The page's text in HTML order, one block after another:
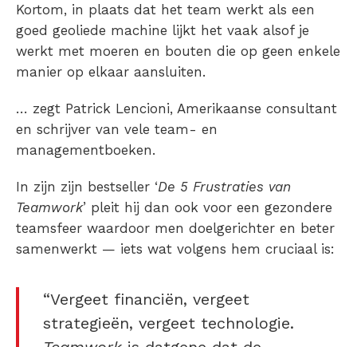
Kortom, in plaats dat het team werkt als een
goed geoliede machine lijkt het vaak alsof je
werkt met moeren en bouten die op geen enkele
manier op elkaar aansluiten.
… zegt Patrick Lencioni, Amerikaanse consultant
en schrijver van vele team- en
managementboeken.
In zijn zijn bestseller ‘De 5 Frustraties van
Teamwork’ pleit hij dan ook voor een gezondere
teamsfeer waardoor men doelgerichter en beter
samenwerkt — iets wat volgens hem cruciaal is:
“Vergeet financiën, vergeet
strategieën, vergeet technologie.